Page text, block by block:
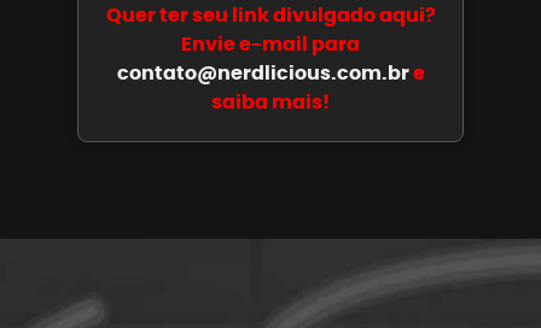
Quer ter seu link divulgado aqui?
Envie e-mail para
contato@nerdlicious.com.bre
saiba mais!